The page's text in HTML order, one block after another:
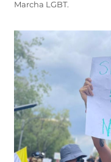
Marcha LGBT.